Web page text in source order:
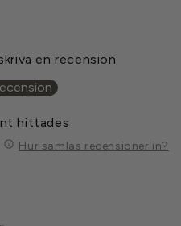
en recension
hittades
Hur samlas recensioner in?